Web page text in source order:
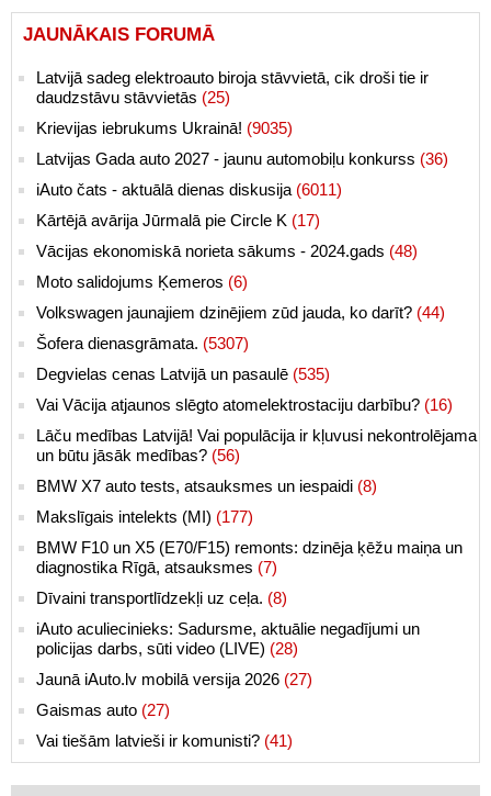
JAUNĀKAIS FORUMĀ
Latvijā sadeg elektroauto biroja stāvvietā, cik droši tie ir
daudzstāvu stāvvietās (25)
Krievijas iebrukums Ukrainā! (9035)
Latvijas Gada auto 2027 - jaunu automobiļu konkurss (36)
iAuto čats - aktuālā dienas diskusija (6011)
Kārtējā avārija Jūrmalā pie Circle K (17)
Vācijas ekonomiskā norieta sākums - 2024.gads (48)
Moto salidojums Ķemeros (6)
Volkswagen jaunajiem dzinējiem zūd jauda, ko darīt? (44)
Šofera dienasgrāmata. (5307)
Degvielas cenas Latvijā un pasaulē (535)
Vai Vācija atjaunos slēgto atomelektrostaciju darbību? (16)
Lāču medības Latvijā! Vai populācija ir kļuvusi nekontrolējama
un būtu jāsāk medības? (56)
BMW X7 auto tests, atsauksmes un iespaidi (8)
Makslīgais intelekts (MI) (177)
BMW F10 un X5 (E70/F15) remonts: dzinēja ķēžu maiņa un
diagnostika Rīgā, atsauksmes (7)
Dīvaini transportlīdzekļi uz ceļa. (8)
iAuto aculiecinieks: Sadursme, aktuālie negadījumi un
policijas darbs, sūti video (LIVE) (28)
Jaunā iAuto.lv mobilā versija 2026 (27)
Gaismas auto (27)
Vai tiešām latvieši ir komunisti? (41)